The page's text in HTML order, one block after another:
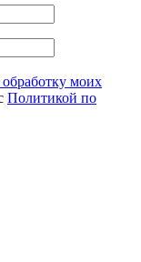
обработку моих
Политикой по